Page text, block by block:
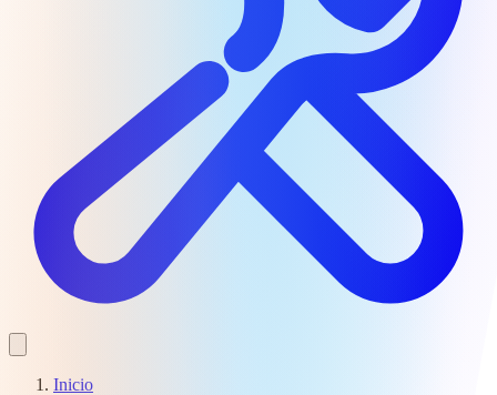
Inicio